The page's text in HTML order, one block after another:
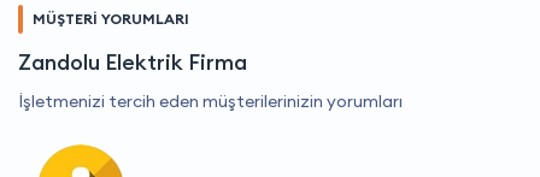
MÜŞTERİ YORUMLARI
Zandolu Elektrik Firma
İşletmenizi tercih eden müşterilerinizin yorumları